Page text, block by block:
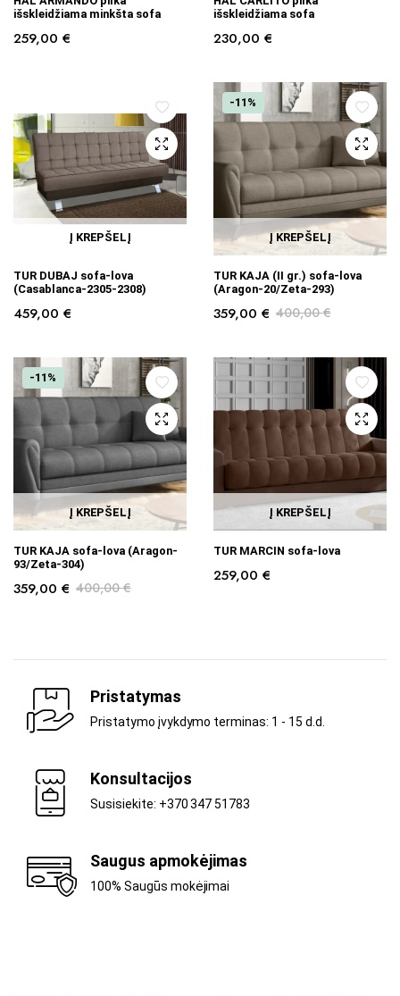
išskleidžiama minkšta sofa
259,00 €
išskleidžiama sofa
230,00 €
Į KREPŠELĮ
TUR DUBAJ sofa-lova
(Casablanca-2305-2308)
459,00 €
-11%
Į KREPŠELĮ
TUR KAJA (II gr.) sofa-lova
(Aragon-20/Zeta-293)
400,00€
359,00 €
-11%
Į KREPŠELĮ
TUR KAJA sofa-lova (Aragon-
93/Zeta-304)
400,00€
359,00 €
Į KREPŠELĮ
TUR MARCIN sofa-lova
259,00 €
Pristatymas
Pristatymo įvykdymo terminas: 1 - 15 d.d.
Konsultacijos
Susisiekite: +370 347 51783
Saugus apmokėjimas
100% Saugūs mokėjimai